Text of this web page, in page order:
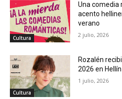
Cultura
Una comedia
acento
verano
2 julio, 2026
Cultura
Rozalén
2026 en Hellín
1 julio, 2026